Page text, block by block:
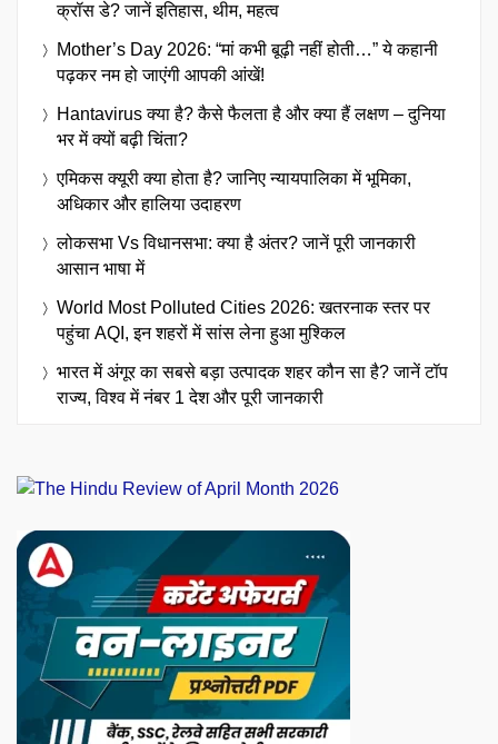
क्रॉस डे? जानें इतिहास, थीम, महत्व
Mother’s Day 2026: “मां कभी बूढ़ी नहीं होती…” ये कहानी
पढ़कर नम हो जाएंगी आपकी आंखें!
Hantavirus क्या है? कैसे फैलता है और क्या हैं लक्षण – दुनिया
भर में क्यों बढ़ी चिंता?
एमिकस क्यूरी क्या होता है? जानिए न्यायपालिका में भूमिका,
अधिकार और हालिया उदाहरण
लोकसभा Vs विधानसभा: क्या है अंतर? जानें पूरी जानकारी
आसान भाषा में
World Most Polluted Cities 2026: खतरनाक स्तर पर
पहुंचा AQI, इन शहरों में सांस लेना हुआ मुश्किल
भारत में अंगूर का सबसे बड़ा उत्पादक शहर कौन सा है? जानें टॉप
राज्य, विश्व में नंबर 1 देश और पूरी जानकारी